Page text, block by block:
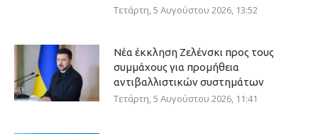
Τετάρτη, 5 Αυγούστου 2026, 13:52
Νέα έκκληση Ζελένσκι προς τους
συμμάχους για προμήθεια
αντιβαλλιστικών συστημάτων
Τετάρτη, 5 Αυγούστου 2026, 11:41